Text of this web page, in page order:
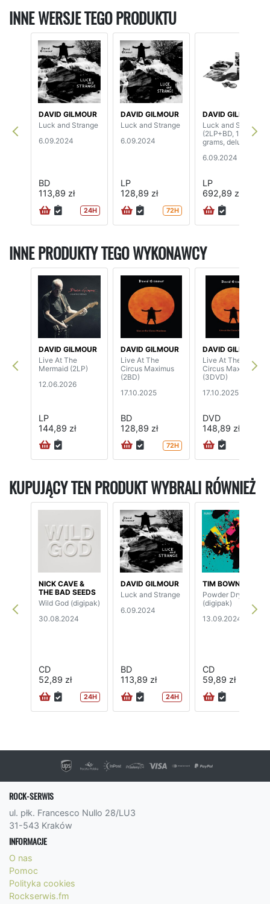
INNE WERSJE TEGO PRODUKTU
DAVID GILMOUR
Luck and Strange
6.09.2024
BD
113,89 zł
24H
DAVID GILMOUR
Luck and Strange
6.09.2024
LP
128,89 zł
72H
DAVID GILMOUR
Luck and Strange
(2LP+BD, 180
grams, deluxe set)
6.09.2024
LP
692,89 zł
INNE PRODUKTY TEGO WYKONAWCY
DAVID GILMOUR
Live At The
Mermaid (2LP)
12.06.2026
LP
144,89 zł
DAVID GILMOUR
Live At The
Circus Maximus
(2BD)
17.10.2025
BD
128,89 zł
72H
DAVID GILMOUR
Live At The
Circus Maximus
(3DVD)
17.10.2025
DVD
148,89 zł
KUPUJĄCY TEN PRODUKT WYBRALI RÓWNIEŻ
NICK CAVE &
THE BAD SEEDS
Wild God (digipak)
30.08.2024
CD
52,89 zł
24H
DAVID GILMOUR
Luck and Strange
6.09.2024
BD
113,89 zł
24H
TIM BOWNESS
Powder Dry
(digipak)
13.09.2024
CD
59,89 zł
ROCK-SERWIS
ul. płk. Francesco Nullo 28/LU3
31-543 Kraków
INFORMACJE
O nas
Pomoc
Polityka cookies
Rockserwis.fm